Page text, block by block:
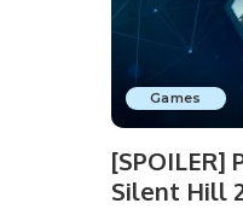
Games
[SPOILER]
Silent Hill